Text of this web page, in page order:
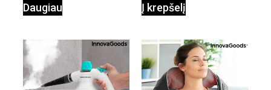
Daugiau Į krepšelį